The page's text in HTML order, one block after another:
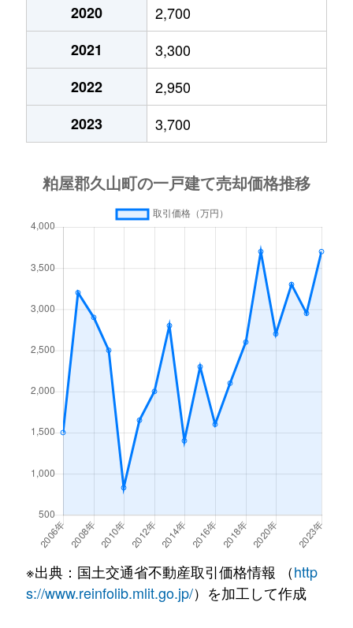
2020
2,700
2021
3,300
2022
2,950
2023
3,700
※出典：国土交通省不動産取引価格情報 （http
s://www.reinfolib.mlit.go.jp/）を加工して作成